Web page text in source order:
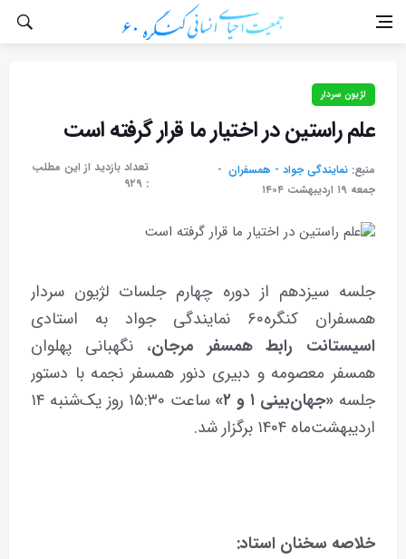
لژیون سردار
علم راستین در اختیار ما قرار گرفته است
منبع: نمایندگی جواد - همسفران
جمعه ۱۹ ارديبهشت ۱۴۰۴
تعداد بازدید از این مطلب
: ۹۲۹
جلسه سیزدهم از دوره چهارم جلسات لژیون سردار
همسفران کنگره۶۰ نمایندگی جواد به استادی
اسیستانت رابط همسفر مرجان، نگهبانی پهلوان
همسفر معصومه و دبیری دنور همسفر نجمه با دستور
جلسه «جهان‌بینی ۱ و ۲»
ساعت ١۵:۳۰ روز یک‌شنبه ۱۴
اردیبهشت‌ماه ١۴۰۴ برگزار شد.
خلاصه سخنان استاد: